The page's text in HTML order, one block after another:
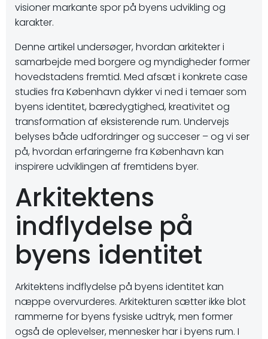
visioner markante spor på byens udvikling og
karakter.
Denne artikel undersøger, hvordan arkitekter i
samarbejde med borgere og myndigheder former
hovedstadens fremtid. Med afsæt i konkrete case
studies fra København dykker vi ned i temaer som
byens identitet, bæredygtighed, kreativitet og
transformation af eksisterende rum. Undervejs
belyses både udfordringer og succeser – og vi ser
på, hvordan erfaringerne fra København kan
inspirere udviklingen af fremtidens byer.
Arkitektens
indflydelse på
byens identitet
Arkitektens indflydelse på byens identitet kan
næppe overvurderes. Arkitekturen sætter ikke blot
rammerne for byens fysiske udtryk, men former
også de oplevelser, mennesker har i byens rum. I